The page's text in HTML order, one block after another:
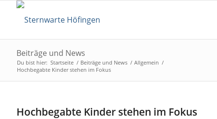
Beiträge und News
Du bist hier: Startseite / Beiträge und News / Allgemein /
Hochbegabte Kinder stehen im Fokus
Hochbegabte Kinder stehen im Fokus